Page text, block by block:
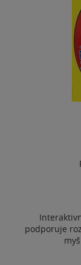
podporuje